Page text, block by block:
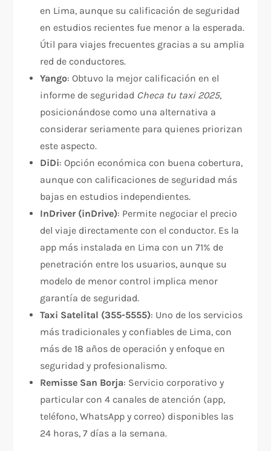
en Lima, aunque su calificación de seguridad
en estudios recientes fue menor a la esperada.
Útil para viajes frecuentes gracias a su amplia
red de conductores.​
Yango: Obtuvo la mejor calificación en el
informe de seguridad Checa tu taxi 2025,
posicionándose como una alternativa a
considerar seriamente para quienes priorizan
este aspecto.​
DiDi: Opción económica con buena cobertura,
aunque con calificaciones de seguridad más
bajas en estudios independientes.​
InDriver (inDrive): Permite negociar el precio
del viaje directamente con el conductor. Es la
app más instalada en Lima con un 71% de
penetración entre los usuarios, aunque su
modelo de menor control implica menor
garantía de seguridad.​
Taxi Satelital (355-5555): Uno de los servicios
más tradicionales y confiables de Lima, con
más de 18 años de operación y enfoque en
seguridad y profesionalismo.
Remisse San Borja: Servicio corporativo y
particular con 4 canales de atención (app,
teléfono, WhatsApp y correo) disponibles las
24 horas, 7 días a la semana.​